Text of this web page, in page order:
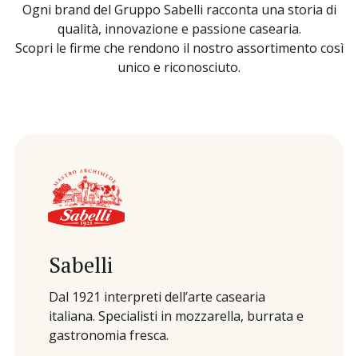
Ogni brand del Gruppo Sabelli racconta una storia di
qualità, innovazione e passione casearia.
Scopri le firme che rendono il nostro assortimento così
unico e riconosciuto.
Sabelli
Dal 1921 interpreti dell’arte casearia
italiana. Specialisti in mozzarella, burrata e
gastronomia fresca.